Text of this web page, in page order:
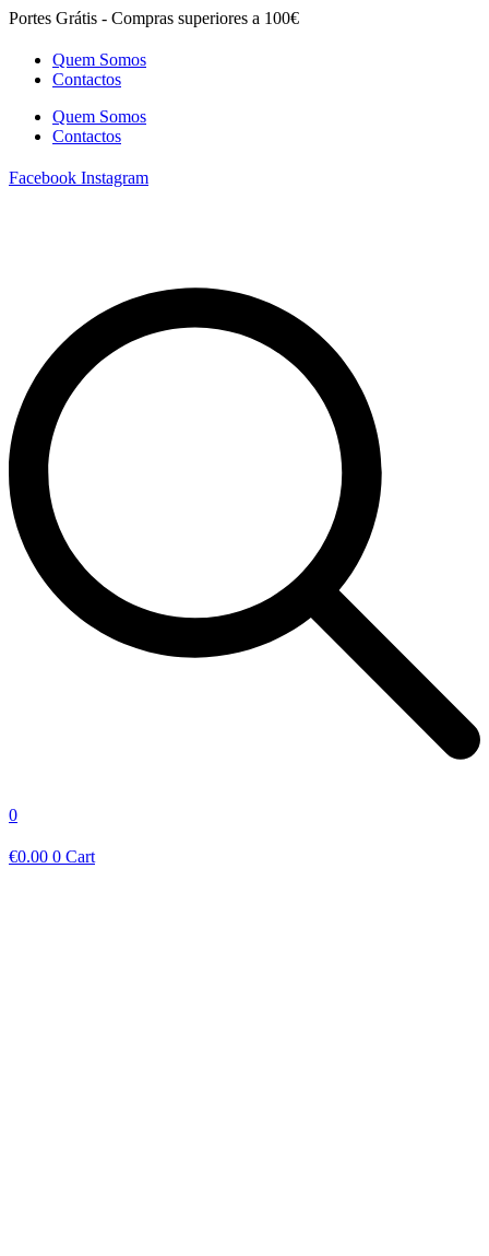
Pular
conteúdo
Portes Grátis - Compras superiores a 100€
Quem Somos
Contactos
Quem Somos
Contactos
Facebook Instagram
0
€0.00 0 Cart